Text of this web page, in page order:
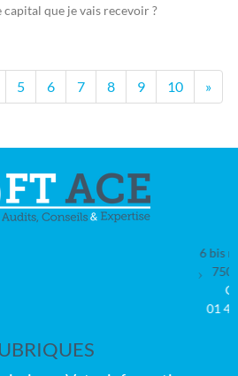
que je vais recevoir ?
5 6 7 8 9 10 »